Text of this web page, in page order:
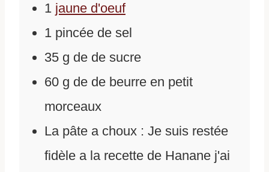
1 jaune d'oeuf
1 pincée de sel
35 g de de sucre
60 g de de beurre en petit
morceaux
La pâte a choux : Je suis restée
fidèle a la recette de Hanane j'ai